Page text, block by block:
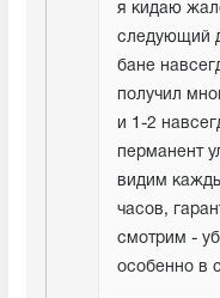
я кидаю
следующий
бане
получил
и 1-2
перманент
видим
часов,
смотрим -
особенно в